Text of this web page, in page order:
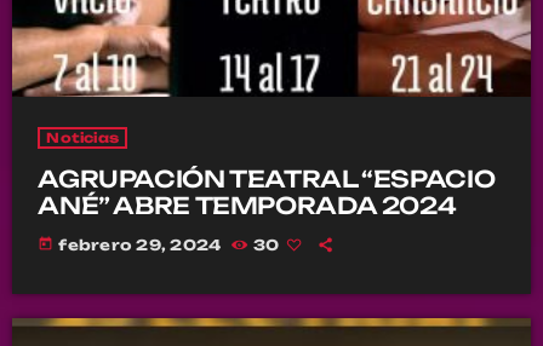
Noticias
AGRUPACIÓN TEATRAL “ESPACIO
ANÉ” ABRE TEMPORADA 2024
today febrero 29, 2024 30